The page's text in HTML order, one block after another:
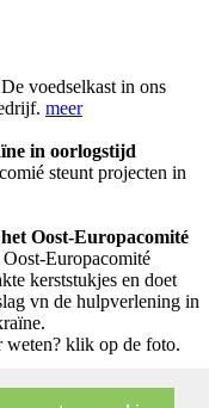
De voedselkast in ons
meer
in oorlogstijd
steunt projecten in
Oost-Europacomité
t-Europacomité
kerststukjes en doet
vn de hulpverlening in
weten? klik op de foto.